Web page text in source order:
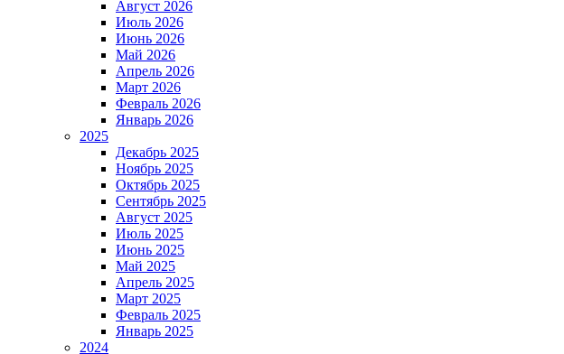
Август 2026
Июль 2026
Июнь 2026
Май 2026
Апрель 2026
Март 2026
Февраль 2026
Январь 2026
2025
Декабрь 2025
Ноябрь 2025
Октябрь 2025
Сентябрь 2025
Август 2025
Июль 2025
Июнь 2025
Май 2025
Апрель 2025
Март 2025
Февраль 2025
Январь 2025
2024